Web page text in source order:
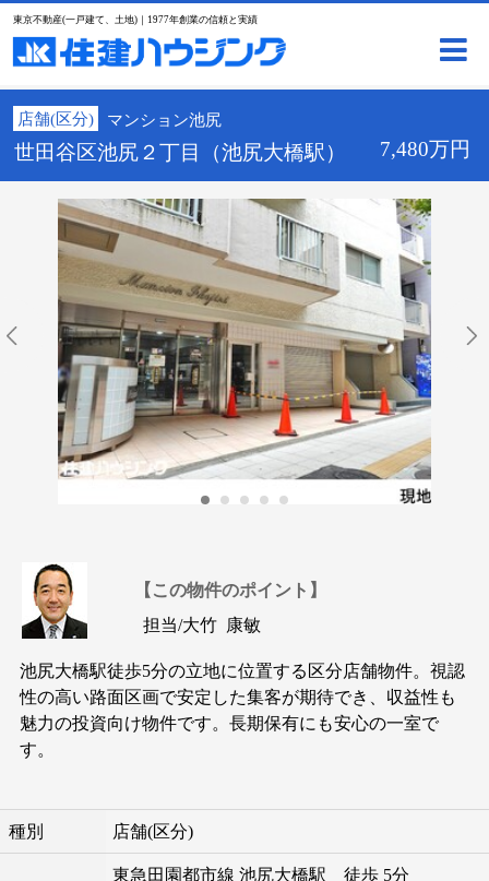
東京不動産(一戸建て、土地)｜1977年創業の信頼と実績
店舗(区分) マンション池尻
世田谷区池尻２丁目（池尻大橋駅） 7,480万円
【この物件のポイント】
担当/大竹 康敏
池尻大橋駅徒歩5分の立地に位置する区分店舗物件。視認
性の高い路面区画で安定した集客が期待でき、収益性も
魅力の投資向け物件です。長期保有にも安心の一室で
す。
種別 店舗(区分)
東急田園都市線 池尻大橋駅 徒歩 5分